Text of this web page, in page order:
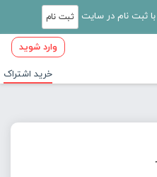
ثبت نام
وارد شوید
خرید اشتراک